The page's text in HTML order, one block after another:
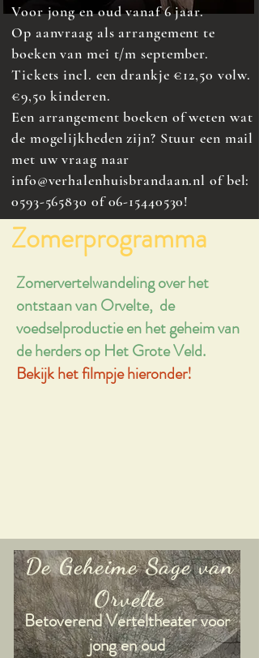
Voor jong en oud vanaf 6 jaar.
Op aanvraag als arrangement te
boeken van mei t/m september.
Tickets incl. een drankje €12,50 volw.
€9,50 kinderen.
Een arrangement boeken of weten wat
de mogelijkheden zijn? Stuur een mail
met uw vraag naar
info@verhalenhuisbrandaan.nl of bel:
0593-565830 0f 06-15440530!
Zomerprogramma
Zomervertelwandeling over het
ontstaan van Orvelte, de
voedselproductie en het geheim van
de herders op Het Grote Veld.
Bekijk het filmpje hieronder!
Betoverend Verteltheater voor
jong en oud
De Geheime Sage van
Orvelte